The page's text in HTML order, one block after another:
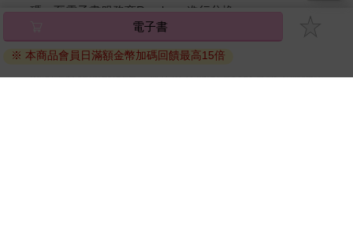
碼』至電子書服務商Readmoo進行兌換。
因版權保護，您在金石堂所購買的電子書僅能以金石堂專屬
的閱讀軟體開啟閱讀，無法以其他閱讀器或直接下載檔案。
電子書
※ 本商品會員日滿額金幣加碼回饋最高15倍